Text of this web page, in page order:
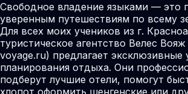
Свободное владение языками — это
уверенным путешествиям по всему
Для всех моих учеников из г.
туристическое агентство Велес
voyage.ru) предлагает эксклюзивные
планирования отдыха. Они
подберут лучшие отели, помогут
хлопот оформить шенгенские или